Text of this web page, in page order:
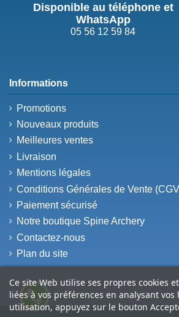
Disponible au téléphone et
WhatsApp
05 56 12 59 84
Informations
Promotions
Nouveaux produits
Meilleures ventes
Livraison
Mentions légales
Conditions Générales de Vente
Paiement sécurisé
Notre boutique Spine Archery
Contactez-nous
Plan du site
Ce site Web utilise ses propres cookies
liées à vos préférences en analysant
utilisation, appuyez sur le bouton